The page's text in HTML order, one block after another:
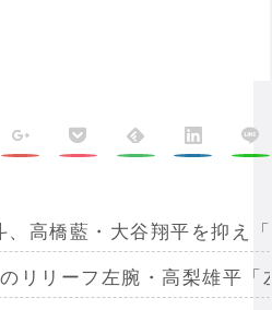
、高橋藍・大谷翔平を抑え
のリリーフ左腕・高梨雄平